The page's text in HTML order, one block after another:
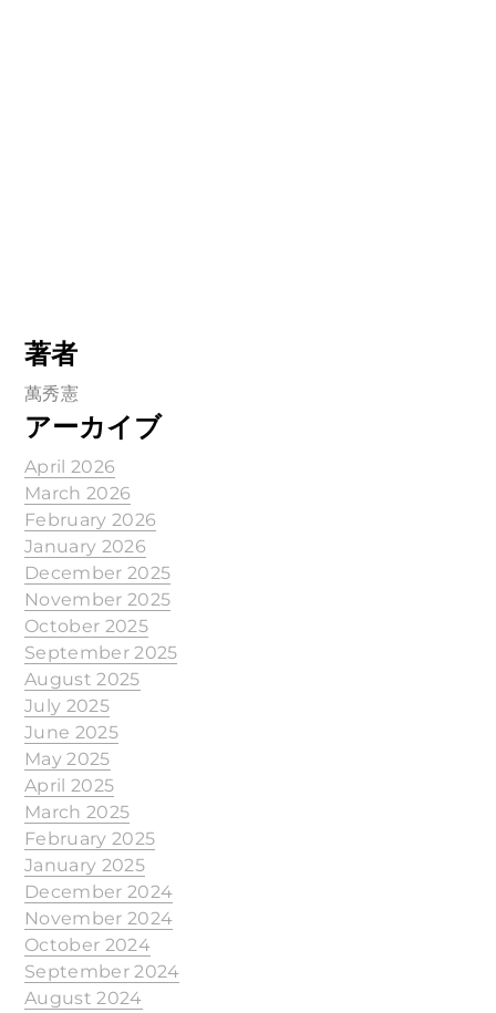
著者
萬秀憲
アーカイブ
April 2026
March 2026
February 2026
January 2026
December 2025
November 2025
October 2025
September 2025
August 2025
July 2025
June 2025
May 2025
April 2025
March 2025
February 2025
January 2025
December 2024
November 2024
October 2024
September 2024
August 2024